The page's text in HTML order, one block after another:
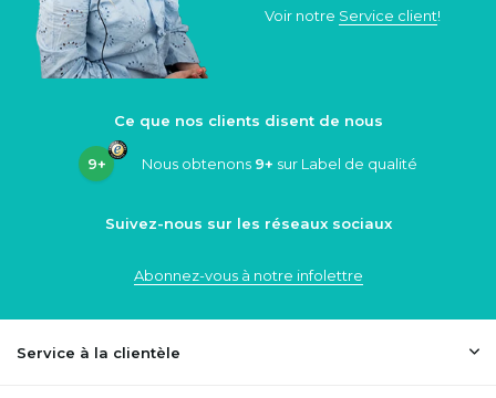
Voir notre Service client!
Ce que nos clients disent de nous
9+ Nous obtenons 9+ sur Label de qualité
Suivez-nous sur les réseaux sociaux
Abonnez-vous à notre infolettre
Service à la clientèle